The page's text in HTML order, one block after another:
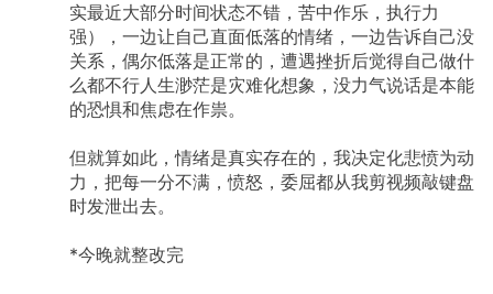
实最近大部分时间状态不错，苦中作乐，执行力
强），一边让自己直面低落的情绪，一边告诉自己没
关系，偶尔低落是正常的，遭遇挫折后觉得自己做什
么都不行人生渺茫是灾难化想象，没力气说话是本能
的恐惧和焦虑在作祟。
但就算如此，情绪是真实存在的，我决定化悲愤为动
力，把每一分不满，愤怒，委屈都从我剪视频敲键盘
时发泄出去。
*今晚就整改完